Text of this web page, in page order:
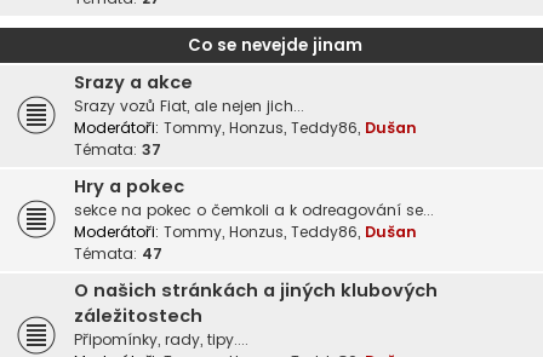
Co se nevejde jinam
Srazy a akce
Srazy vozů Fiat, ale nejen jich...
Moderátoři: Tommy, Honzus, Teddy86, Dušan
Témata: 37
Hry a pokec
sekce na pokec o čemkoli a k odreagování se...
Moderátoři: Tommy, Honzus, Teddy86, Dušan
Témata: 47
O našich stránkách a jiných klubových
záležitostech
Připomínky, rady, tipy....